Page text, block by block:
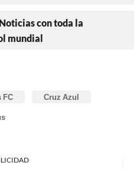
con toda la
mundial
FC Cruz Azul